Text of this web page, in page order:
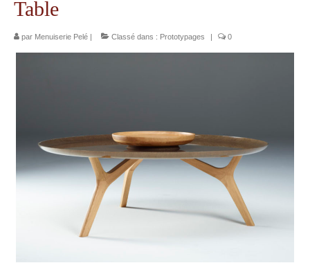
Qui sommes-nous ?
Historique
Menuiseries intérieures
Agencements & Mobiliers
Menuiseries extérieures
Réalisations
Table
par Menuiserie Pelé | Classé dans : Prototypages | 0